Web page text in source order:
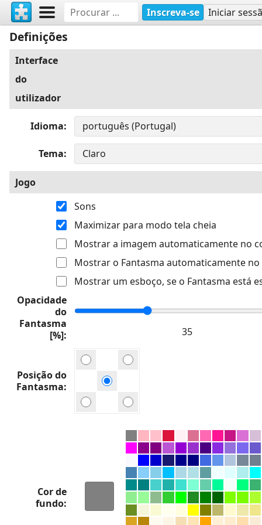
Inscreva-se Iniciar
Definições
Interface
do
utilizador
Idioma
Tema
Jogo
Sons
Maximizar para modo tela cheia
Mostrar a imagem automaticamente no
Mostrar o Fantasma automaticamente no
Mostrar um esboço, se o Fantasma está
Opacidade
do
Fantasma
[%]
Posição do
Fantasma
Cor de
fundo